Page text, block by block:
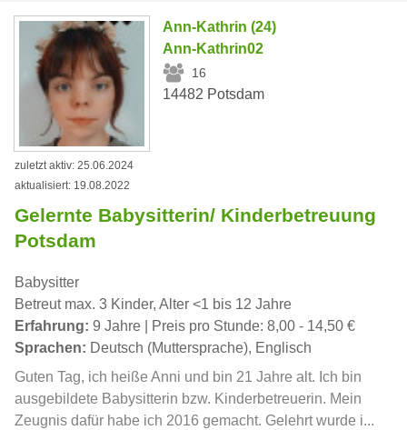
Ann-Kathrin (24)
Ann-Kathrin02
16
14482 Potsdam
zuletzt aktiv: 25.06.2024
aktualisiert: 19.08.2022
Gelernte Babysitterin/ Kinderbetreuung
Potsdam
Babysitter
Betreut max. 3 Kinder, Alter <1 bis 12 Jahre
Erfahrung: 9 Jahre | Preis pro Stunde: 8,00 - 14,50 €
Sprachen: Deutsch (Muttersprache), Englisch
Guten Tag, ich heiße Anni und bin 21 Jahre alt. Ich bin
ausgebildete Babysitterin bzw. Kinderbetreuerin. Mein
Zeugnis dafür habe ich 2016 gemacht. Gelehrt wurde i...